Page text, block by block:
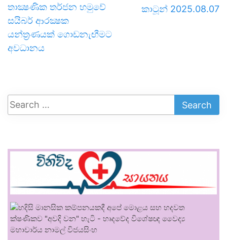
තාක්‍ෂණික තර්ජන හමුවේ
සයිබර් ආරක්‍ෂක
යන්ත්‍රණයක් ගොඩනැඟීමට
අවධානය
කාටූන් 2025.08.07